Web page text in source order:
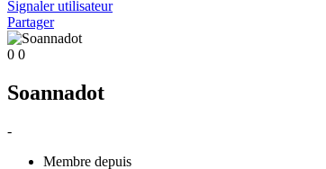
Signaler utilisateur
Partager
0 0
Soannadot
-
Membre depuis